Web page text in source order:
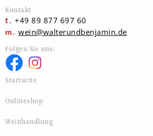
Kontakt
+49 89 877 697 60
wein@walterundbenjamin.de
Folgen Sie uns:
Startseite
Onlineshop
Weinhandlung